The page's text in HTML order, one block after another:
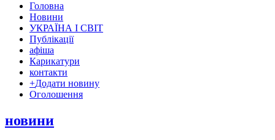
Головна
Новини
УКРАЇНА І СВІТ
Публікації
афіша
Карикатури
контакти
+Додати новину
Оголошення
новини